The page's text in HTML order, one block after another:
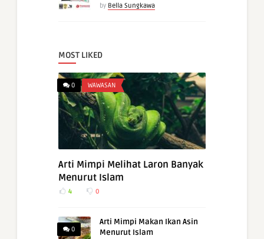
by Bella Sungkawa
MOST LIKED
0 WAWASAN
Arti Mimpi Melihat Laron Banyak
Menurut Islam
4 0
0
Arti Mimpi Makan Ikan Asin
Menurut Islam